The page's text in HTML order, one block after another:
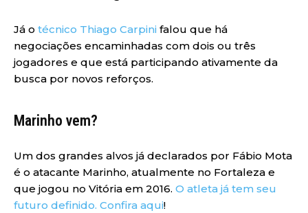
Já o técnico Thiago Carpini falou que há
negociações encaminhadas com dois ou três
jogadores e que está participando ativamente da
busca por novos reforços.
Marinho vem?
Um dos grandes alvos já declarados por Fábio Mota
é o atacante Marinho, atualmente no Fortaleza e
que jogou no Vitória em 2016. O atleta já tem seu
futuro definido. Confira aqui!